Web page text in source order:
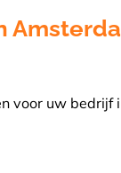
voor uw bedrijf